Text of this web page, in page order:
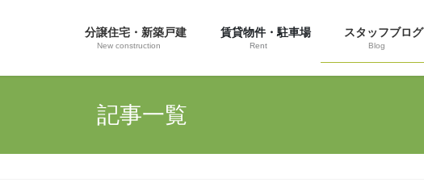
分譲住宅・新築戸建
New construction
賃貸物件・駐車場
Rent
スタッフブログ
Blog
記事一覧